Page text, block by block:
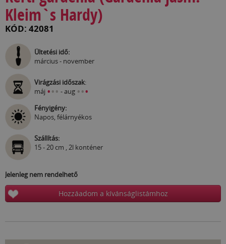
Kleim`s Hardy)
KÓD: 42081
Ültetési idő:
március - november
Virágzási időszak:
máj ••• - aug •••
Fényigény:
Napos, félárnyékos
Szállítás:
15 - 20 cm , 2l konténer
Jelenleg nem rendelhető
Hozzáadom a kívánságlistámhoz